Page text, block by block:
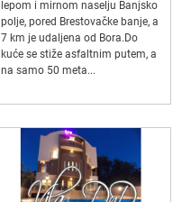
lepom i mirnom naselju Banjsko
polje, pored Brestovačke banje, a
7 km je udaljena od Bora.Do
kuće se stiže asfaltnim putem, a
na samo 50 meta...